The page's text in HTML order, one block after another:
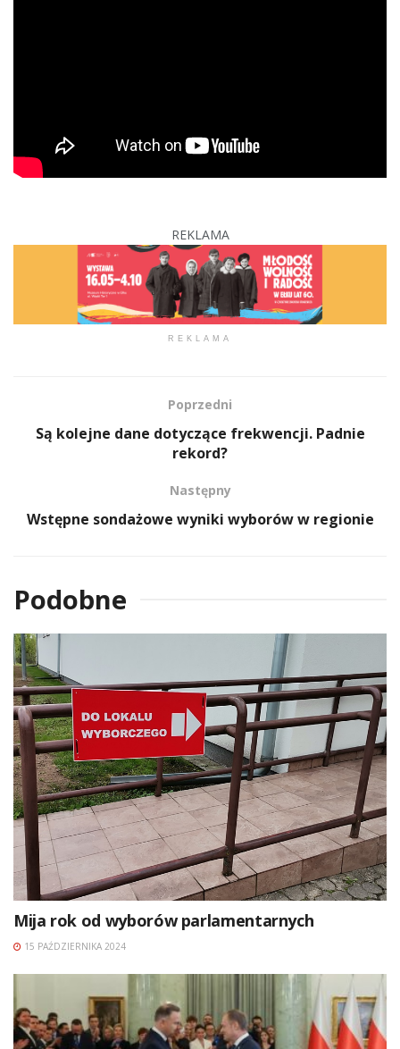
REKLAMA
REKLAMA
Poprzedni
Są kolejne dane dotyczące frekwencji. Padnie
rekord?
Następny
Wstępne sondażowe wyniki wyborów w regionie
Podobne
Mija rok od wyborów parlamentarnych
15 PAŹDZIERNIKA 2024